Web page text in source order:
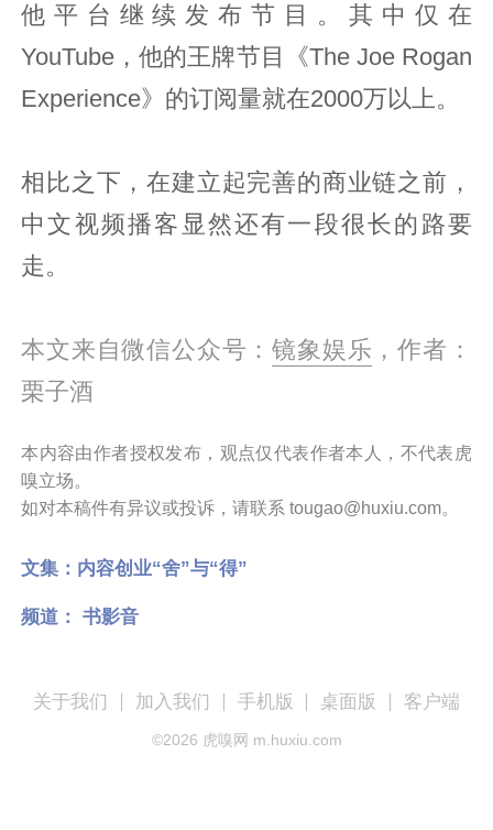
他平台继续发布节目。其中仅在
YouTube，他的王牌节目《The Joe Rogan
Experience》‌的订阅量就在2000万以上。
相比之下，在建立起完善的商业链之前，
中文视频播客显然还有一段很长的路要
走。
本文来自微信公众号：镜象娱乐 ，作者：
栗子酒
本内容由作者授权发布，观点仅代表作者本人，不代表虎
嗅立场。
如对本稿件有异议或投诉，请联系 tougao@huxiu.com。
文集： 内容创业“舍”与“得”
频道： 书影音
关于我们 加入我们 手机版 桌面版 客户端
©2026 虎嗅网 m.huxiu.com